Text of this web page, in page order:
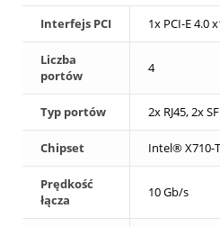
Interfejs PCI 1x PCI-E 4.0
Liczba
portów
4
Typ portów 2x RJ45, 2x
Chipset Intel® X710-
Prędkość
łącza
10 Gb/s